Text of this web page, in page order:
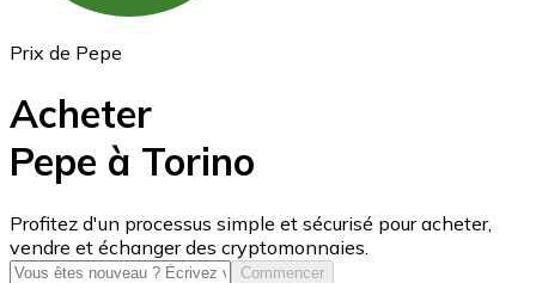
USD Coin
USDC
Prix de Pepe
Acheter
Pepe à Torino
Profitez d'un processus simple et sécurisé pour acheter,
vendre et échanger des cryptomonnaies.
Commencer